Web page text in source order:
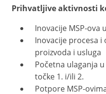
Prihvatljive aktivnosti
Inovacije MSP-
Inovacije procesa i
proizvoda i usluga
Početna ulaganja
točke 1. i/ili 2.
Potpore MSP-